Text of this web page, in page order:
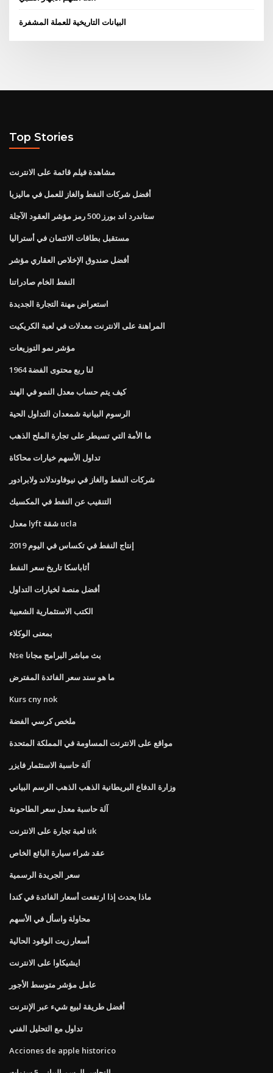
البيانات التاريخية للعملة المشفرة
Top Stories
مشاهدة فيلم قائمة على الانترنت
أفضل شركات النفط والغاز للعمل في ماليزيا
ستاندرد اند بورز 500 رمز مؤشر العقود الآجلة
مستقبل بطاقات الائتمان في أستراليا
أفضل صندوق الإخلاص العقاري مؤشر
النفط الخام صادراتنا
استعراض مهنة التجارة الجديدة
المراهنة على الانترنت معدلات في لعبة الكريكيت
مؤشر نمو التوزيعات
1964 لنا ربع محتوى الفضة
كيف يتم حساب معدل النمو في الهند
الرسوم البيانية شمعدان التداول الحية
ما الأمة التي تسيطر على تجارة الملح الذهب
تداول الأسهم خيارات محاكاة
شركات النفط والغاز في نيوفاوندلاند ولابرادور
التنقيب عن النفط في المكسيك
معدل lyft شقة ucla
إنتاج النفط في تكساس في اليوم 2019
أثاباسكا تاريخ سعر النفط
أفضل منصة لخيارات التداول
الكتب الاستثمارية الشعبية
بمعنى الوكلاء
Nse بث مباشر البرامج مجانا
ما هو سند سعر الفائدة المفترض
Kurs cny nok
ملخص كرسي الفضة
مواقع على الانترنت المساومة في المملكة المتحدة
آلة حاسبة الاستثمار فايزر
وزارة الدفاع البريطانية الذهب الذهب الرسم البياني
آلة حاسبة معدل سعر الطاحونة
لعبة تجارة على الانترنت uk
عقد شراء سيارة البائع الخاص
سعر الجريدة الرسمية
ماذا يحدث إذا ارتفعت أسعار الفائدة في كندا
محاولة واسأل في الأسهم
أسعار زيت الوقود الحالية
ايشيكاوا على الانترنت
عامل مؤشر متوسط ​​الأجور
أفضل طريقة لبيع شيء عبر الإنترنت
تداول مع التحليل الفني
Acciones de apple historico